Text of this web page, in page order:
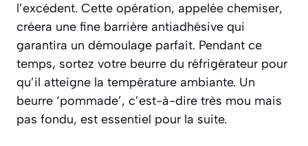
l’excédent. Cette opération, appelée chemiser,
créera une fine barrière antiadhésive qui
garantira un démoulage parfait. Pendant ce
temps, sortez votre beurre du réfrigérateur pour
qu’il atteigne la température ambiante. Un
beurre ‘pommade’, c’est-à-dire très mou mais
pas fondu, est essentiel pour la suite.